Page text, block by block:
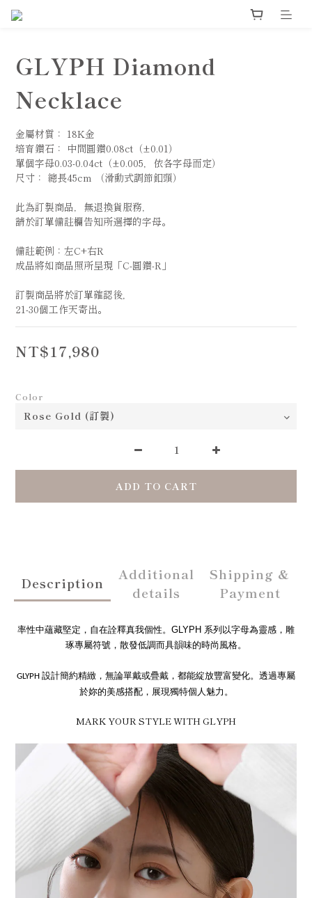
GLYPH Diamond
Necklace
金屬材質： 18K金
培育鑽石： 中間圓鑽0.08ct（±0.01）
單個字母0.03-0.04ct（±0.005，依各字母而定）
尺寸： 總長45cm （滑動式調節釦頭）
此為訂製商品，無退換貨服務，
請於訂單備註欄告知所選擇的字母。
備註範例：左C+右R
成品將如商品照所呈現「C-圓鑽-R」
訂製商品將於訂單確認後，
21-30個工作天寄出。
NT$17,980
Color
ADD TO CART
Description
Additional
details
Shipping &
Payment
率性中蘊藏堅定，自在詮釋真我個性。GLYPH 系列以字母為靈感，雕
琢專屬符號，散發低調而具韻味的時尚風格。
GLYPH 設計簡約精緻，無論單戴或疊戴，都能綻放豐富變化。透過專屬
於妳的美感搭配，展現獨特個人魅力。
MARK YOUR STYLE WITH GLYPH